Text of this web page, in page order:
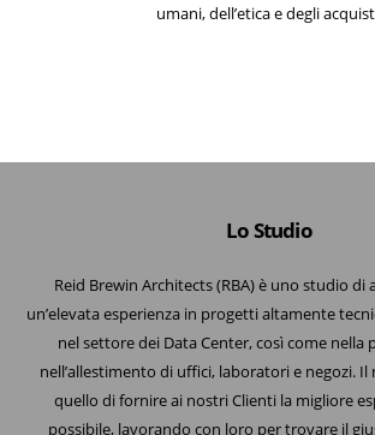
umani, dell’etica e degli
Lo Studio
Reid Brewin Architects (RBA) è uno studio
un’elevata esperienza in progetti altamente
nel settore dei Data Center, così come nella
nell’allestimento di uffici, laboratori e negozi.
quello di fornire ai nostri Clienti la migliore
possibile, lavorando con loro per trovare il